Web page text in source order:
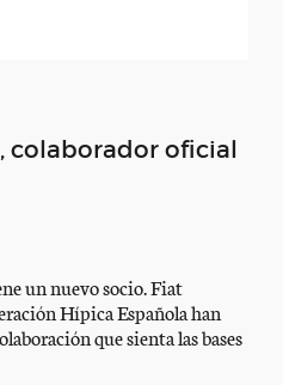
colaborador oficial
un nuevo socio. Fiat
Hípica Española han
que sienta las bases